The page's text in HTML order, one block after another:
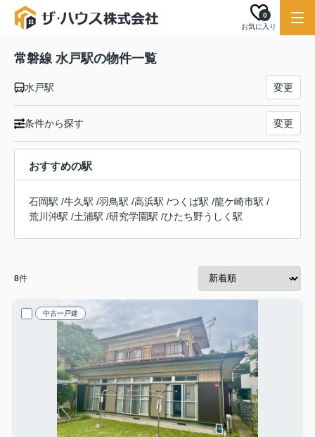
お気に入り
0
常磐線 水戸駅の物件一覧
水戸駅 変更
条件から探す 変更
おすすめの駅
石岡駅 /牛久駅 /羽鳥駅 /高浜駅 /つくば駅 /龍ケ崎市駅 /
荒川沖駅 /土浦駅 /研究学園駅 /ひたち野うしく駅
8件
中古一戸建